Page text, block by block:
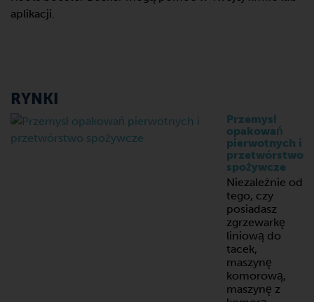
aplikacji.
RYNKI
Przemysł
opakowań
pierwotnych i
przetwórstwo
spożywcze
Niezależnie od
tego, czy
posiadasz
zgrzewarkę
liniową do
tacek,
maszynę
komorową,
maszynę z